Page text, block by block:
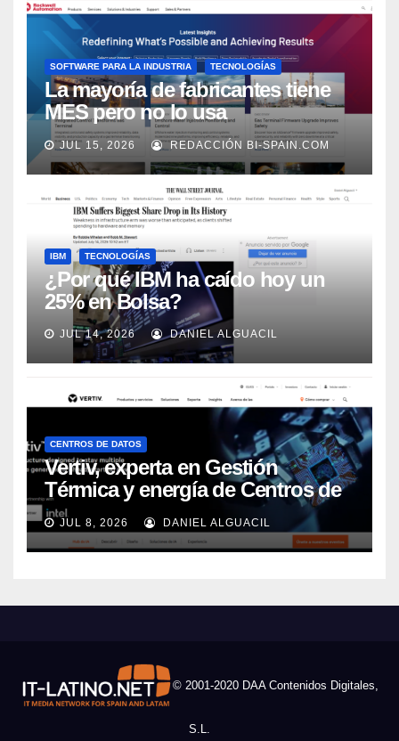
SOFTWARE PARA LA INDUSTRIA TECNOLOGÍAS
La mayoría de fabricantes tiene
MES pero no lo usa
adecuadamente, según Rockwell
Automation
JUL 15, 2026 REDACCIÓN BI-SPAIN.COM
IBM TECNOLOGÍAS
¿Por qué IBM ha caído hoy un
25% en Bolsa?
JUL 14, 2026 DANIEL ALGUACIL
CENTROS DE DATOS
Vertiv, experta en Gestión
Térmica y energía de Centros de
Datos, sigue su crecimiento
imparable
JUL 8, 2026 DANIEL ALGUACIL
© 2001-2020 DAA Contenidos Digitales,
S.L.